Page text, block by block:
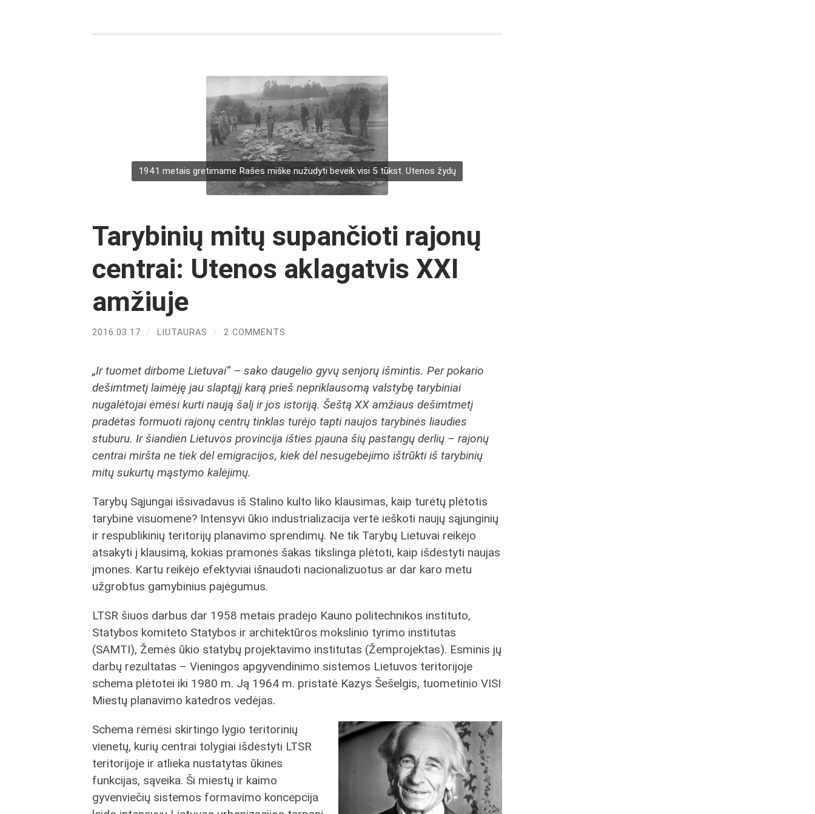
1941 metais gretimame Rašės miške nužudyti beveik visi 5 tūkst. Utenos žydų
Tarybinių mitų supančioti rajonų
centrai: Utenos aklagatvis XXI
amžiuje
2016.03.17 / LIUTAURAS / 2 COMMENTS
„Ir tuomet dirbome Lietuvai“ – sako daugelio gyvų senjorų išmintis. Per pokario
dešimtmetį laimėję jau slaptąjį karą prieš nepriklausomą valstybę tarybiniai
nugalėtojai ėmėsi kurti naują šalį ir jos istoriją. Šeštą XX amžiaus dešimtmetį
pradėtas formuoti rajonų centrų tinklas turėjo tapti naujos tarybinės liaudies
stuburu. Ir šiandien Lietuvos provincija išties pjauna šių pastangų derlių – rajonų
centrai miršta ne tiek dėl emigracijos, kiek dėl nesugebėjimo ištrūkti iš tarybinių
mitų sukurtų mąstymo kalėjimų.
Tarybų Sąjungai išsivadavus iš Stalino kulto liko klausimas, kaip turėtų plėtotis
tarybinė visuomenė? Intensyvi ūkio industrializacija vertė ieškoti naujų sąjunginių
ir respublikinių teritorijų planavimo sprendimų. Ne tik Tarybų Lietuvai reikėjo
atsakyti į klausimą, kokias pramonės šakas tikslinga plėtoti, kaip išdėstyti naujas
įmones. Kartu reikėjo efektyviai išnaudoti nacionalizuotus ar dar karo metu
užgrobtus gamybinius pajėgumus.
LTSR šiuos darbus dar 1958 metais pradėjo Kauno politechnikos instituto,
Statybos komiteto Statybos ir architektūros mokslinio tyrimo institutas
(SAMTI), Žemės ūkio statybų projektavimo institutas (Žemprojektas). Esminis jų
darbų rezultatas – Vieningos apgyvendinimo sistemos Lietuvos teritorijoje
schema plėtotei iki 1980 m. Ją 1964 m. pristatė Kazys Šešelgis, tuometinio VISI
Miestų planavimo katedros vedėjas.
Schema rėmėsi skirtingo lygio teritorinių
vienetų, kurių centrai tolygiai išdėstyti LTSR
teritorijoje ir atlieka nustatytas ūkines
funkcijas, sąveika. Ši miestų ir kaimo
gyvenviečių sistemos formavimo koncepcija